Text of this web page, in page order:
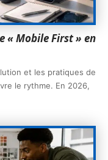
« Mobile First » en
et les pratiques de
le rythme. En 2026,